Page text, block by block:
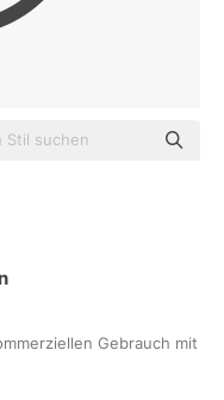
Gebrauch mit